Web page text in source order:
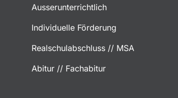
Ausserunterrichtlich
Individuelle Förderung
Realschulabschluss // MSA
Abitur // Fachabitur